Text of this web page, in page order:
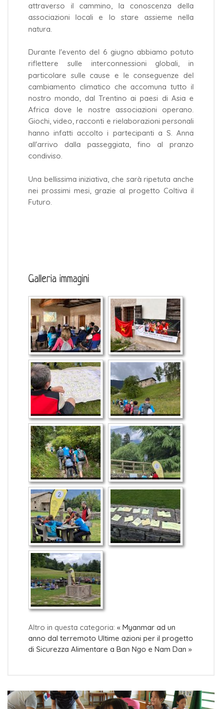
attraverso il cammino, la conoscenza della
associazioni locali e lo stare assieme nella
natura.
Durante l'evento del 6 giugno abbiamo potuto
riflettere sulle interconnessioni globali, in
particolare sulle cause e le conseguenze del
cambiamento climatico che accomuna tutto il
nostro mondo, dal Trentino ai paesi di Asia e
Africa dove le nostre associazioni operano.
Giochi, video, racconti e rielaborazioni personali
hanno infatti accolto i partecipanti a S. Anna
all'arrivo dalla passeggiata, fino al pranzo
condiviso.
Una bellissima iniziativa, che sarà ripetuta anche
nei prossimi mesi, grazie al progetto Coltiva il
Futuro.
Galleria immagini
Altro in questa categoria: « Myanmar ad un
anno dal terremoto Ultime azioni per il progetto
di Sicurezza Alimentare a Ban Ngo e Nam Dan »